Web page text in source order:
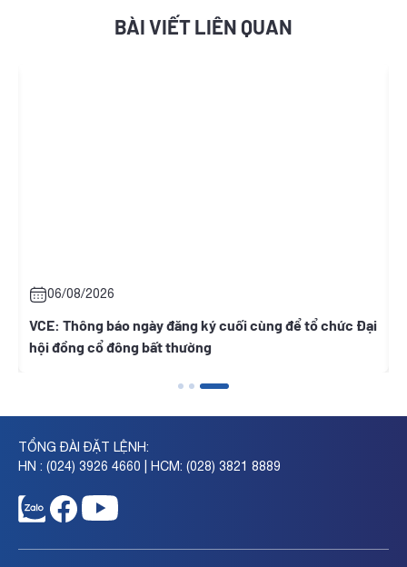
BÀI VIẾT LIÊN QUAN
06/08/2026
VCE: Thông báo ngày đăng ký cuối cùng để tổ chức Đại
hội đồng cổ đông bất thường
TỔNG ĐÀI ĐẶT LỆNH:
HN : (024) 3926 4660 | HCM: (028) 3821 8889